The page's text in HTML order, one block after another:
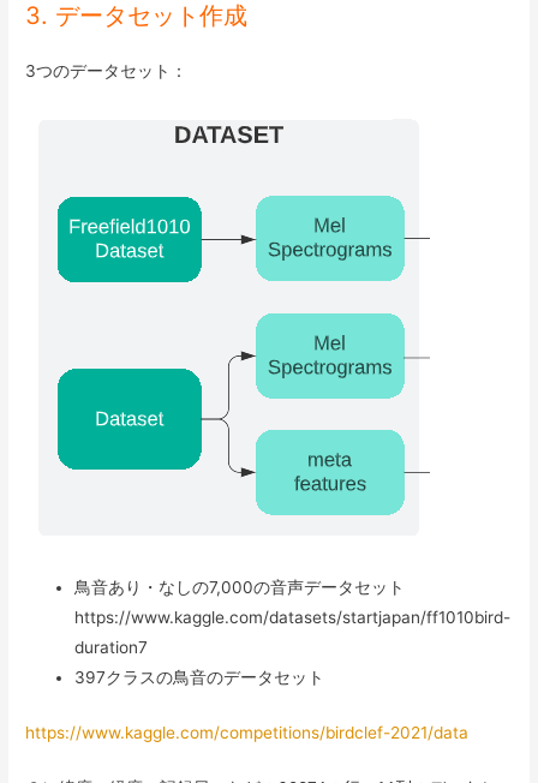
3. データセット作成
3つのデータセット：
鳥音あり・なしの7,000の音声データセット
https://www.kaggle.com/datasets/startjapan/ff1010bird-
duration7
397クラスの鳥音のデータセット
https://www.kaggle.com/competitions/birdclef-2021/data